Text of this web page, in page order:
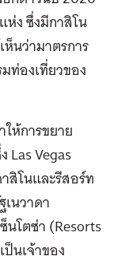
ห่ง ซึ่งมีกาสิโน
นว่ามาตรการ
ท่องเที่ยวของ
ห้การขยาย
Las Vegas
สิโนและรีสอร์ท
นวาดา
นโตซ่า (Resorts
นเจ้าของ